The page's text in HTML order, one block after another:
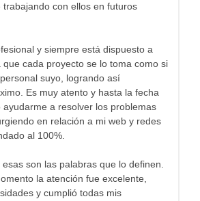
con ellos en futuros
y siempre está dispuesto a
que cada proyecto se lo toma como si
suyo, logrando así
Es muy atento y hasta la fecha
a resolver los problemas
en relación a mi web y redes
al 100%.
son las palabras que lo definen.
la atención fue excelente,
y cumplió todas mis